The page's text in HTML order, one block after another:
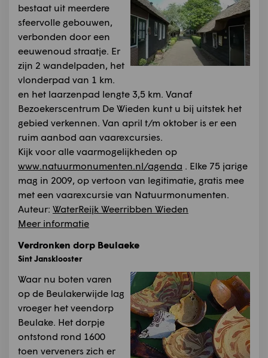
bestaat uit meerdere
sfeervolle gebouwen,
verbonden door een
eeuwenoud straatje. Er
zijn 2 wandelpaden, het
vlonderpad van 1 km.
en het laarzenpad lengte 3,5 km. Vanaf
Bezoekerscentrum De Wieden kunt u bij uitstek het
gebied verkennen. Van april t/m oktober is er een
ruim aanbod aan vaarexcursies.
Kijk voor alle vaarmogelijkheden op
www.natuurmonumenten.nl/agenda . Elke 75 jarige
mag in 2009, op vertoon van legitimatie, gratis mee
met een vaarexcursie van Natuurmonumenten.
Auteur: WaterReijk Weerribben Wieden
Meer informatie
Verdronken dorp Beulaeke
Sint Jansklooster
Waar nu boten varen
op de Beulakerwijde lag
vroeger het veendorp
Beulake. Het dorpje
ontstond rond 1600
toen verveners zich er